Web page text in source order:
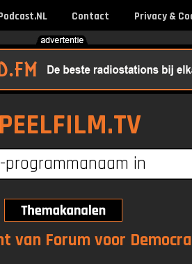
Contact Privacy &
van Forum voor